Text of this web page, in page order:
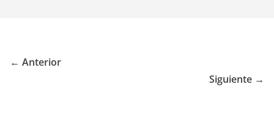
← Anterior
Siguiente →